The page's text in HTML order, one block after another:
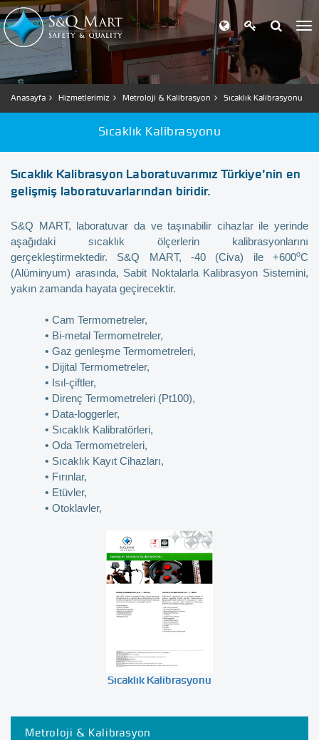
Anasayfa Hizmetlerimiz Metroloji & Kalibrasyon Sıcaklık Kalibrasyonu
Sıcaklık Kalibrasyonu
Sıcaklık Kalibrasyon Laboratuvarımız Türkiye’nin en
gelişmiş laboratuvarlarından biridir.
S&Q MART, laboratuvar da ve taşınabilir cihazlar ile yerinde
aşağıdaki sıcaklık ölçerlerin kalibrasyonlarını
gerçekleştirmektedir. S&Q MART, -40 (Civa) ile +600oC
(Alüminyum) arasında, Sabit Noktalarla Kalibrasyon Sistemini,
yakın zamanda hayata geçirecektir.
• Cam Termometreler,
• Bi-metal Termometreler,
• Gaz genleşme Termometreleri,
• Dijital Termometreler,
• Isıl-çiftler,
• Direnç Termometreleri (Pt100),
• Data-loggerler,
• Sıcaklık Kalibratörleri,
• Oda Termometreleri,
• Sıcaklık Kayıt Cihazları,
• Fırınlar,
• Etüvler,
• Otoklavler,
Sıcaklık Kalibrasyonu
Metroloji & Kalibrasyon